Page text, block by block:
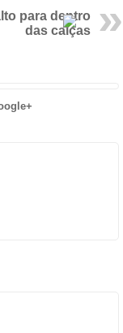
para dentro
das calças